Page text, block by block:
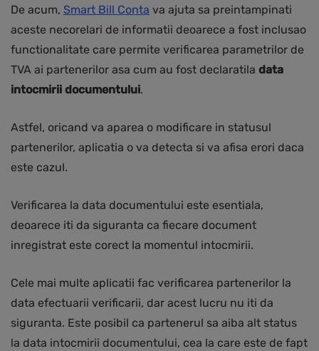
De acum, Smart Bill Conta va ajuta sa preintampinati
aceste necorelari de informatii deoarece a fost inclusao
functionalitate care permite verificarea parametrilor de
TVA ai partenerilor asa cum au fost declaratila data
intocmirii documentului.
Astfel, oricand va aparea o modificare in statusul
partenerilor, aplicatia o va detecta si va afisa erori daca
este cazul.
Verificarea la data documentului este esentiala,
deoarece iti da siguranta ca fiecare document
inregistrat este corect la momentul intocmirii.
Cele mai multe aplicatii fac verificarea partenerilor la
data efectuarii verificarii, dar acest lucru nu iti da
siguranta. Este posibil ca partenerul sa aiba alt status
la data intocmirii documentului, cea la care este de fapt